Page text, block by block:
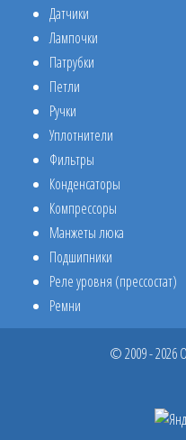
Датчики
Лампочки
Патрубки
Петли
Ручки
Уплотнители
Фильтры
Конденсаторы
Компрессоры
Манжеты люка
Подшипники
Реле уровня (прессостат)
Ремни
© 2009 - 2026